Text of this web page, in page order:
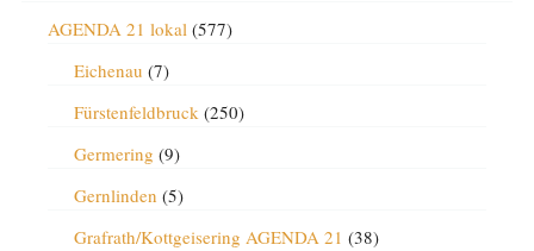
AGENDA 21 lokal(577)
Eichenau (7)
Fürstenfeldbruck(250)
Germering (9)
Gernlinden (5)
Grafrath/Kottgeisering AGENDA 21 (38)